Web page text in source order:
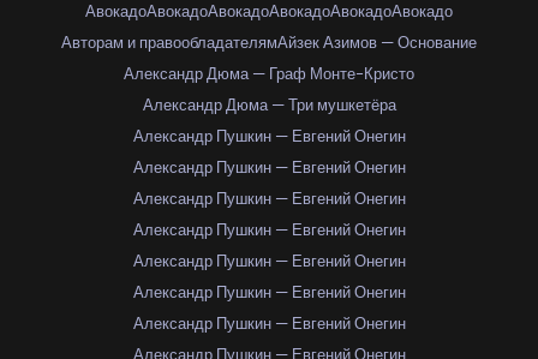
АвокадоАвокадоАвокадоАвокадоАвокадоАвокадо
Авторам и правообладателямАйзек Азимов — Основание
Александр Дюма — Граф Монте-Кристо
Александр Дюма — Три мушкетёра
Александр Пушкин — Евгений Онегин
Александр Пушкин — Евгений Онегин
Александр Пушкин — Евгений Онегин
Александр Пушкин — Евгений Онегин
Александр Пушкин — Евгений Онегин
Александр Пушкин — Евгений Онегин
Александр Пушкин — Евгений Онегин